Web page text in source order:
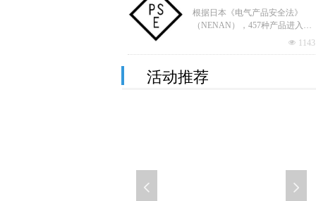
员国包括阿联酋，巴林，沙特阿
拉伯，阿曼，卡塔尔，科威特和
也门7个国家。
定标准的测试并注册；
WPC介绍——印度WPC是印度管
制无线法规的机构，所有无线产
品在进入市场之前必须 取得WPC
的核准。
根据日本《电气产品安全法》
（NENAN），457种产品进入日
本市场必须通过PSE认证，其
（菱形）标志于产品上，341种B
넶 1143
CB认证
CB体系(电工产品合格测试与认
活动推荐
넳 넲